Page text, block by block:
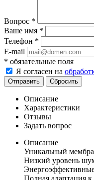
Вопрос *
Ваше имя *
Телефон *
E-mail
* обязательные поля
Я согласен на
Отправить Сбросить
Описание
Характеристики
Отзывы
Задать вопрос
Описание
Уникальный
Низкий уровень